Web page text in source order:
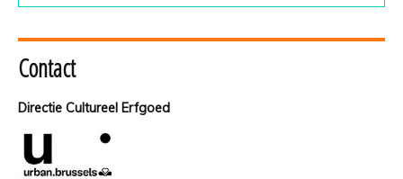
Contact
Directie Cultureel Erfgoed